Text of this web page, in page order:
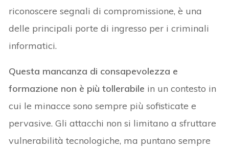
riconoscere segnali di compromissione, è una
delle principali porte di ingresso per i criminali
informatici.
Questa mancanza di consapevolezza e
formazione non è più tollerabile in un contesto in
cui le minacce sono sempre più sofisticate e
pervasive. Gli attacchi non si limitano a sfruttare
vulnerabilità tecnologiche, ma puntano sempre